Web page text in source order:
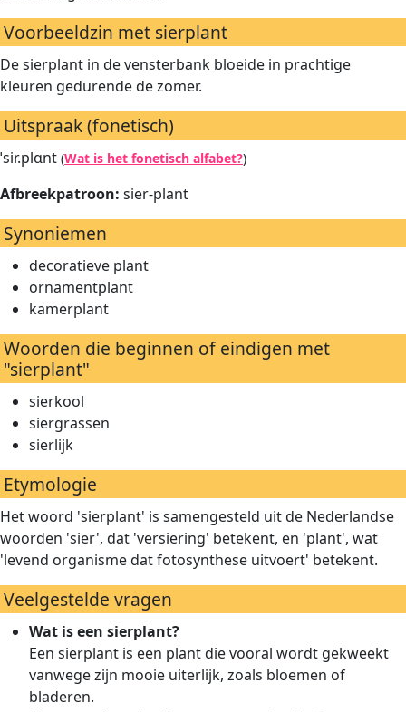
Voorbeeldzin met sierplant
De sierplant in de vensterbank bloeide in prachtige
kleuren gedurende de zomer.
Uitspraak (fonetisch)
ˈsir.plɑnt (Wat is het fonetisch alfabet?)
Afbreekpatroon: sier-plant
Synoniemen
decoratieve plant
ornamentplant
kamerplant
Woorden die beginnen of eindigen met
"sierplant"
sierkool
siergrassen
sierlijk
Etymologie
Het woord 'sierplant' is samengesteld uit de Nederlandse
woorden 'sier', dat 'versiering' betekent, en 'plant', wat
'levend organisme dat fotosynthese uitvoert' betekent.
Veelgestelde vragen
Wat is een sierplant?
Een sierplant is een plant die vooral wordt gekweekt
vanwege zijn mooie uiterlijk, zoals bloemen of
bladeren.